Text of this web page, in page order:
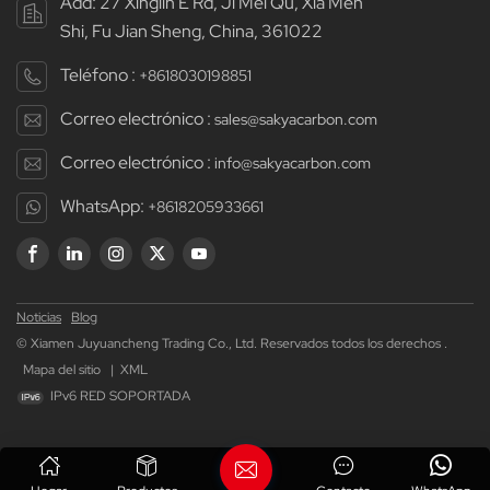
Shi, Fu Jian Sheng, China, 361022
Teléfono : +8618030198851
Correo electrónico : sales@sakyacarbon.com
Correo electrónico : info@sakyacarbon.com
WhatsApp: +8618205933661
Noticias
Blog
© Xiamen Juyuancheng Trading Co., Ltd. Reservados todos los derechos .
Mapa del sitio
| XML
IPv6 RED SOPORTADA